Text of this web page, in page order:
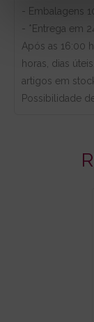
- Embalagens
- *Entrega em
Após as 16:00
horas, dias
artigos em
Possibilidade